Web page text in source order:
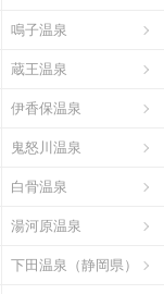
鳴子温泉
蔵王温泉
伊香保温泉
鬼怒川温泉
白骨温泉
湯河原温泉
下田温泉（静岡県）